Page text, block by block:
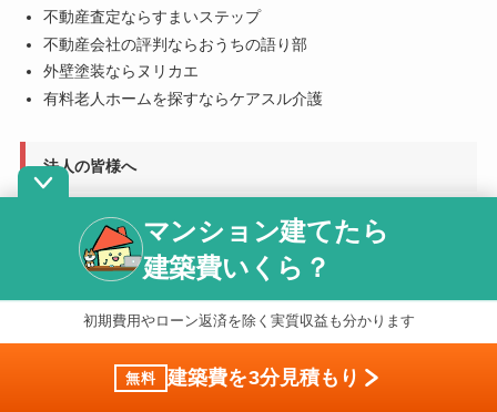
不動産査定ならすまいステップ
不動産会社の評判ならおうちの語り部
外壁塗装ならヌリカエ
有料老人ホームを探すならケアスル介護
法人の皆様へ
一括査定のイエウールに加盟希望の不動産会社さまへ
利用規約 個人情報保護基本方針
編集ポリシー
口コミ投稿ガイドライン
運営会社
土地活用・アパート経営・マンション経営なら
マンション建てたら
建築費いくら？
初期費用やローン返済を除く実質収益も分かります
無料 建築費を3分見積もり